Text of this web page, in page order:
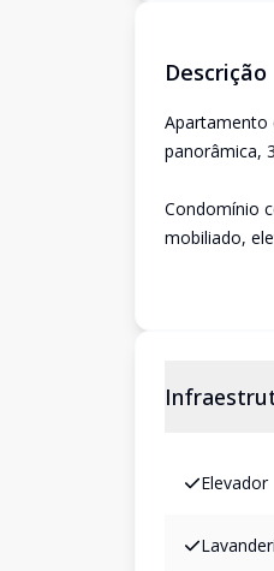
Descrição
Apartamento
panorâmica,
Condomínio
mobiliado,
Elevador